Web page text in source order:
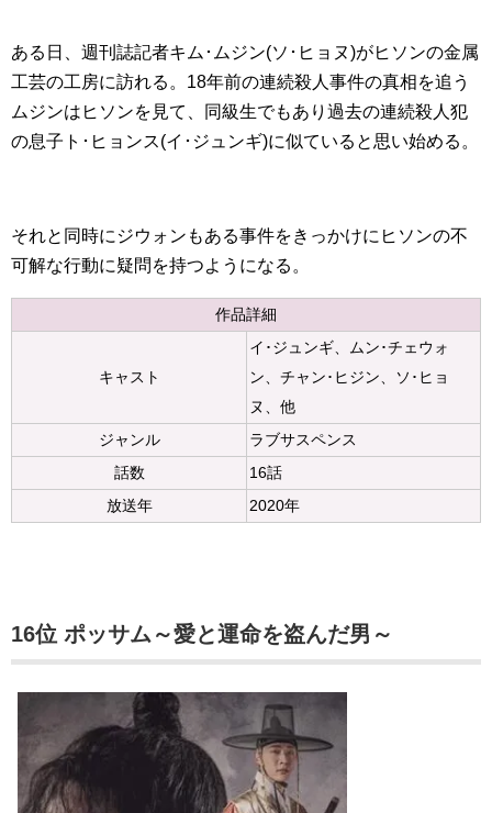
ある日、週刊誌記者キム･ムジン(ソ･ヒョヌ)がヒソンの金属
工芸の工房に訪れる。18年前の連続殺人事件の真相を追う
ムジンはヒソンを見て、同級生でもあり過去の連続殺人犯
の息子ト･ヒョンス(イ･ジュンギ)に似ていると思い始める。
それと同時にジウォンもある事件をきっかけにヒソンの不
可解な行動に疑問を持つようになる。
作品詳細
キャスト
イ･ジュンギ、ムン･チェウォ
ン、チャン･ヒジン、ソ･ヒョ
ヌ、他
ジャンル
ラブサスペンス
話数
16話
放送年
2020年
16位 ポッサム～愛と運命を盗んだ男～